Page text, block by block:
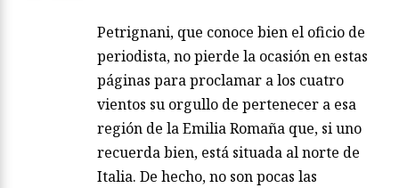
Petrignani, que conoce bien el oficio de
periodista, no pierde la ocasión en estas
páginas para proclamar a los cuatro
vientos su orgullo de pertenecer a esa
región de la Emilia Romaña que, si uno
recuerda bien, está situada al norte de
Italia. De hecho, no son pocas las